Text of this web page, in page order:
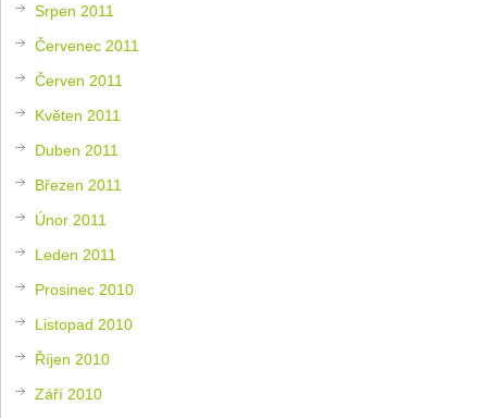
Srpen 2011
Červenec 2011
Červen 2011
Květen 2011
Duben 2011
Březen 2011
Únor 2011
Leden 2011
Prosinec 2010
Listopad 2010
Říjen 2010
Září 2010